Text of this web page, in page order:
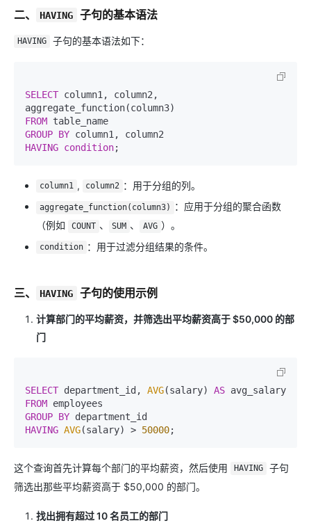
二、 HAVING 子句的基本语法
HAVING 子句的基本语法如下：
SELECT column1, column2,
FROM
GROUP BY
HAVING condition
column1 , column2 ：用于分组的列。
aggregate_function(column3)
：应用于分组的聚合函数
（例如
COUNT 、 SUM 、 AVG ）。
condition ：用于过滤分组结果的条件。
三、 HAVING 子句的使用示例
计算部门的平均薪资，并筛选出平均薪资高于 $50,000 的部
门
SELECT department_id, AVG(salary) AS
FROM
GROUP BY
HAVING AVG(salary) > 50000
这个查询首先计算每个部门的平均薪资，然后使用 HAVING
子句
筛选出那些平均薪资高于 $50,000 的部门。
找出拥有超过 10 名员工的部门